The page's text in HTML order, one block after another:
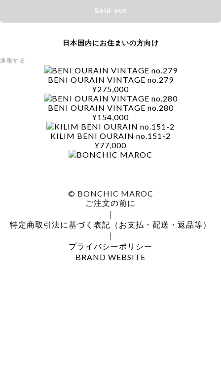
Sold out
日本国内にお住まいの方向け
通報する
BENI OURAIN VINTAGE no.279
¥275,000
BENI OURAIN VINTAGE no.280
¥154,000
KILIM BENI OURAIN no.151-2
¥77,000
© BONCHIC MAROC
ご注文の前に
｜
特定商取引法に基づく表記（お支払・配送・返品等）
｜
プライバシーポリシー
BRAND WEBSITE